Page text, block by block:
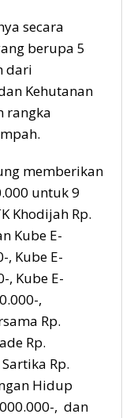
secara
berupa 5
dari
Kehutanan
rangka
memberikan
untuk 9
Khodijah Rp.
Kube E-
Kube E-
, Kube E-
,
Rp.
Rp.
Rp.
Hidup
, dan